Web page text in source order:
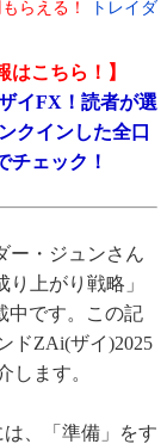
らえる！
トレイダ
はこちら！】
イFX！読者が選
クインした全口
チェック！
ー・ジュンさん
上がり戦略」
中です。この記
ドZAi(ザイ)2025
します。
、「準備」をす